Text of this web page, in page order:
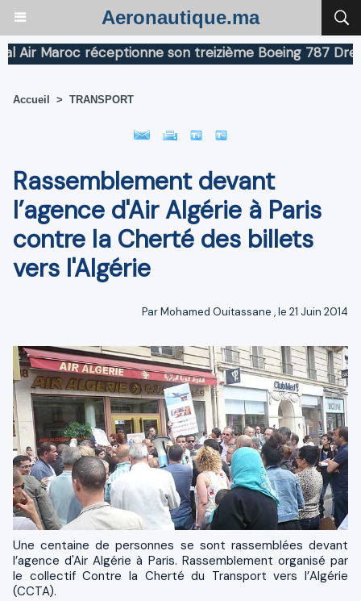
Aeronautique.ma
Maroc réceptionne son treizième Boeing 787
Accueil > TRANSPORT
Rassemblement devant
l’agence d'Air Algérie à Paris
contre la Cherté des billets
vers l'Algérie
ParMohamed Ouitassane , le 21 Juin 2014
Une centaine de personnes se sont rassemblées devant
l’agence d'Air Algérie à Paris. Rassemblement organisé par
le collectif Contre la Cherté du Transport vers l’Algérie
(CCTA).